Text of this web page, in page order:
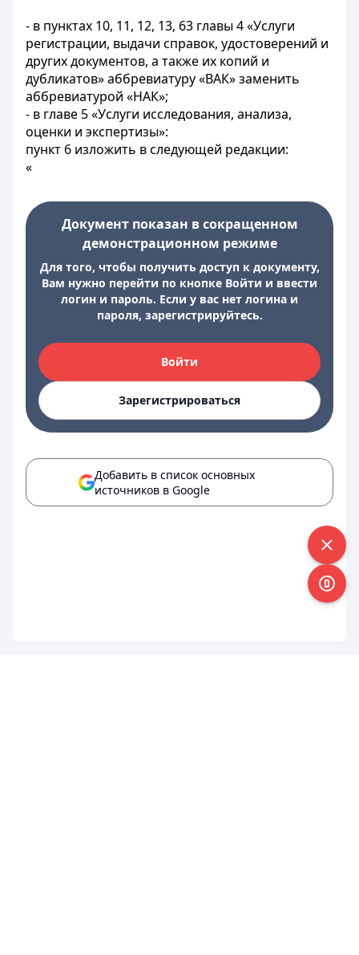
- в пунктах 10, 11, 12, 13, 63 главы 4 «Услуги
регистрации, выдачи справок, удостоверений и
других документов, а также их копий и
дубликатов» аббревиатуру «ВАК» заменить
аббревиатурой «НАК»;
- в главе 5 «Услуги исследования, анализа,
оценки и экспертизы»:
пункт 6 изложить в следующей редакции:
«
Документ показан в сокращенном
демонстрационном режиме
Для того, чтобы получить доступ к документу,
Вам нужно перейти по кнопке Войти и ввести
логин и пароль. Если у вас нет логина и
пароля, зарегистрируйтесь.
Войти
Зарегистрироваться
Добавить в список основных
источников в Google